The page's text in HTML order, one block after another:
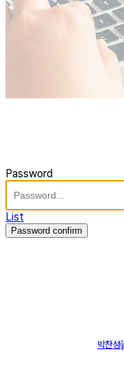
Password
List
Password confirm
박찬성